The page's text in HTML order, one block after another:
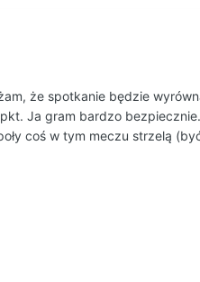
że spotkanie będzie
Ja gram bardzo bezpiecznie.
coś w tym meczu strzelą